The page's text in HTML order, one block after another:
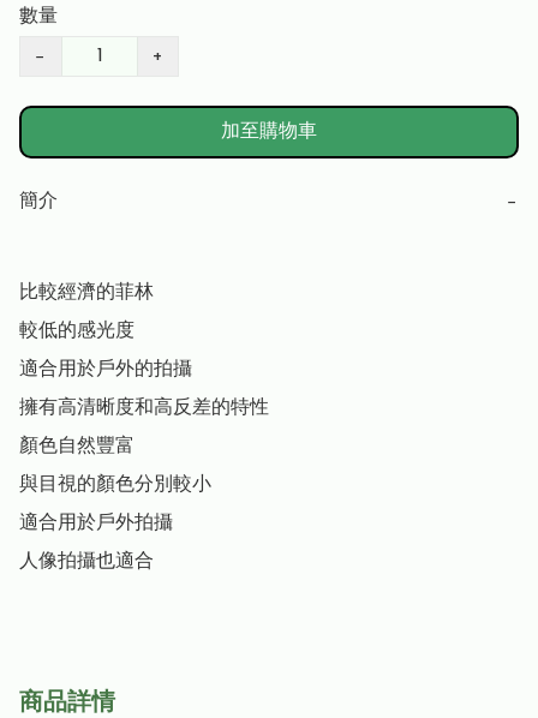
數量
− +
加至購物車
簡介 −
比較經濟的菲林
較低的感光度
適合用於戶外的拍攝
擁有高清晰度和高反差的特性
顏色自然豐富
與目視的顏色分別較小
適合用於戶外拍攝
人像拍攝也適合
商品詳情